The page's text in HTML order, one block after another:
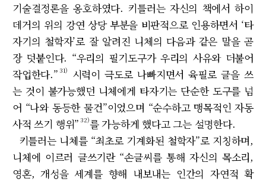
기술결정론을 옹호하였다. 키틀러는 자신의 책에서 하이
데거의 위의 강연 상당 부분을 비판적으로 인용하면서 ‘타
자기의 철학자’로 잘 알려진 니체의 다음과 같은 말을 곧
장 덧붙인다. “우리의 필기도구가 우리의 사유와 더불어
작업한다.” 31)
시력이 극도로 나빠지면서 육필로 글을 쓰
는 것이 불가능했던 니체에게 타자기는 단순한 도구를 넘
어 “나와 동등한 물건”이었으며 “순수하고 맹목적인 자동
사적 쓰기 행위” 32)를 가능하게 했다고 그는 설명한다.
키틀러는 니체를 “최초로 기계화된 철학자”로 지칭하며,
니체에 이르러 글쓰기란 “손글씨를 통해 자신의 목소리,
영혼, 개성을 세계를 향해 내보내는 인간의 자연적 확